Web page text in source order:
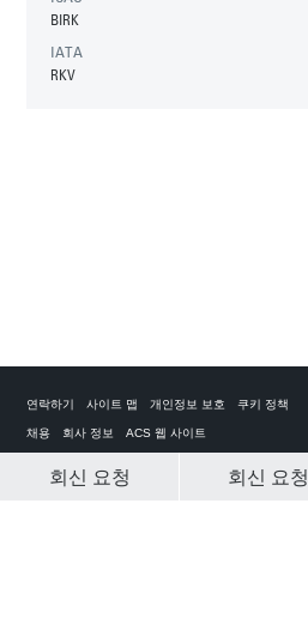
BIRK
IATA
RKV
CLEAR SELECTION
회신 요청 회신 요청
연락하기 사이트 맵 개인정보 보호 쿠키 정책
채용 회사 정보 ACS 웹 사이트
개인 전세기 앱